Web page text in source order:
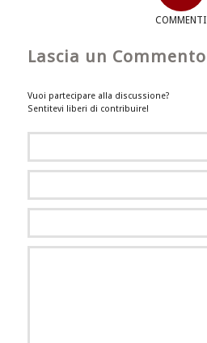
COMMENTI
Lascia un Commento
Vuoi partecipare alla discussione?
Sentitevi liberi di contribuire!